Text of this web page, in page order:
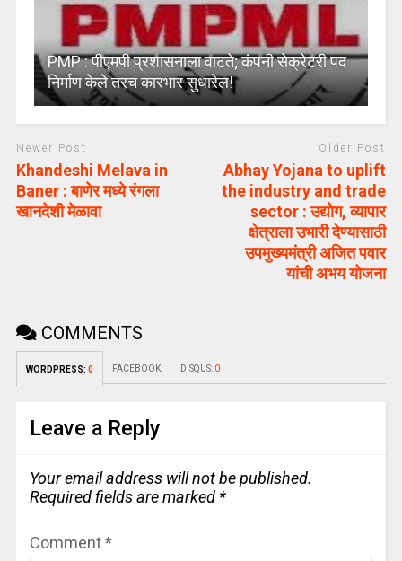
PMP : पीएमपी प्रशासनाला वाटते; कंपनी सेक्रेटरी पद
निर्माण केले तरच कारभार सुधारेल!
Newer Post
Khandeshi Melava in
Baner : बाणेर मध्ये रंगला
खानदेशी मेळावा
Older Post
Abhay Yojana to uplift
the industry and trade
sector : उद्योग, व्यापार
क्षेत्राला उभारी देण्यासाठी
उपमुख्यमंत्री अजित पवार
यांची अभय योजना
COMMENTS
WORDPRESS: 0 FACEBOOK: DISQUS: 0
Leave a Reply
Your email address will not be published.
Required fields are marked *
Comment*